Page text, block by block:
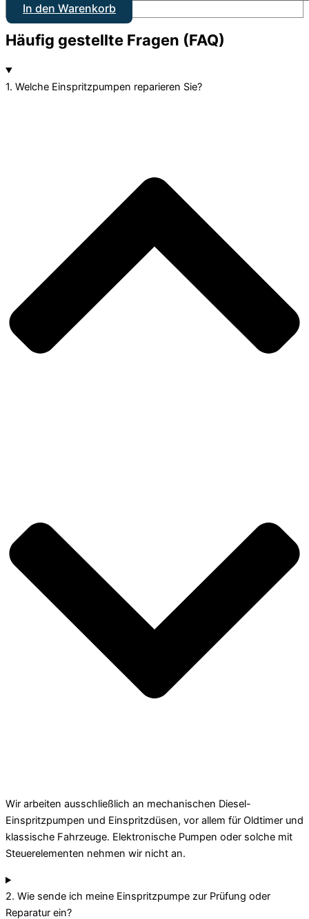
In den Warenkorb
Häufig gestellte Fragen (FAQ)
1. Welche Einspritzpumpen reparieren Sie?
Wir arbeiten ausschließlich an mechanischen Diesel-
Einspritzpumpen und Einspritzdüsen, vor allem für Oldtimer und
klassische Fahrzeuge. Elektronische Pumpen oder solche mit
Steuerelementen nehmen wir nicht an.
2. Wie sende ich meine Einspritzpumpe zur Prüfung oder
Reparatur ein?